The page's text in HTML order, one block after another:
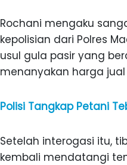
Rochani mengaku
kepolisian dari Polres
usul gula pasir yang
menanyakan harga
Polisi Tangkap Petani
Setelah interogasi itu,
kembali mendatangi